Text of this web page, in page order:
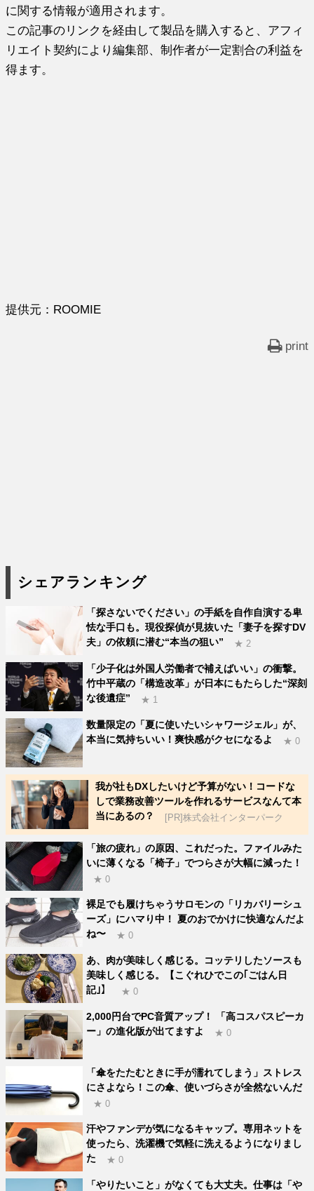
に関する情報が適用されます。
この記事のリンクを経由して製品を購入すると、アフィ
リエイト契約により編集部、制作者が一定割合の利益を
得ます。
提供元：ROOMIE
print
シェアランキング
「探さないでください」の手紙を自作自演する卑
怯な手口も。現役探偵が見抜いた「妻子を探すDV
夫」の依頼に潜む“本当の狙い”
★ 2
「少子化は外国人労働者で補えばいい」の衝撃。
竹中平蔵の「構造改革」が日本にもたらした“深刻
な後遺症”
★ 1
数量限定の「夏に使いたいシャワージェル」が、
本当に気持ちいい！爽快感がクセになるよ
★ 0
我が社もDXしたいけど予算がない！コードな
しで業務改善ツールを作れるサービスなんて本
当にあるの？
[PR]株式会社インターパーク
「旅の疲れ」の原因、これだった。ファイルみた
いに薄くなる「椅子」でつらさが大幅に減った！
★ 0
裸足でも履けちゃうサロモンの「リカバリーシュ
ーズ」にハマり中！ 夏のおでかけに快適なんだよ
ね〜
★ 0
あ、肉が美味しく感じる。コッテリしたソースも
美味しく感じる。【こぐれひでこの｢ごはん日
記｣】
★ 0
2,000円台でPC音質アップ！ 「高コスパスピーカ
ー」の進化版が出てますよ
★ 0
「傘をたたむときに手が濡れてしまう」ストレス
にさよなら！この傘、使いづらさが全然ないんだ
★ 0
汗やファンデが気になるキャップ。専用ネットを
使ったら、洗濯機で気軽に洗えるようになりまし
た
★ 0
「やりたいこと」がなくても大丈夫。仕事は「や